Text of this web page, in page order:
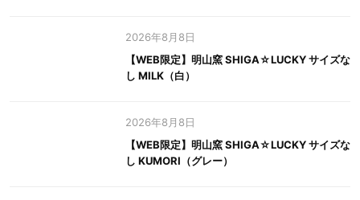
2026年8月8日
【WEB限定】明山窯 SHIGA☆LUCKY サイズな
し MILK（白）
2026年8月8日
【WEB限定】明山窯 SHIGA☆LUCKY サイズな
し KUMORI（グレー）